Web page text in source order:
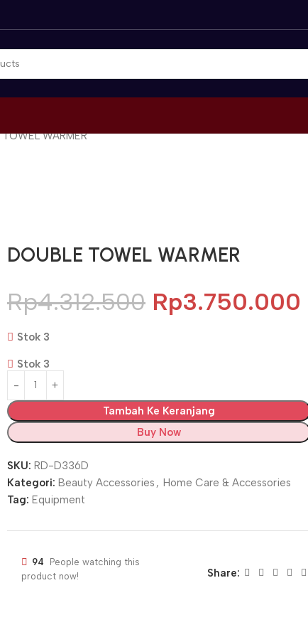
WARMER
DOUBLE TOWEL WARMER
Rp4.312.500 Rp3.750.000
Stok 3
Stok 3
Tambah Ke Keranjang
Buy Now
SKU: RD-D336D
Kategori: Beauty Accessories , Home Care & Accessories
Tag: Equipment
94
People watching this
product now!
Share: